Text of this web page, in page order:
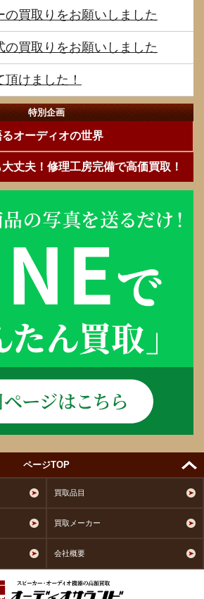
の買取りをお願いしました
の買取りをお願いしました
けました！
特別企画
るオーディオの世界
丈夫！修理工房完備で高価買取！
ページTOP
買取品目
買取メーカー
会社概要